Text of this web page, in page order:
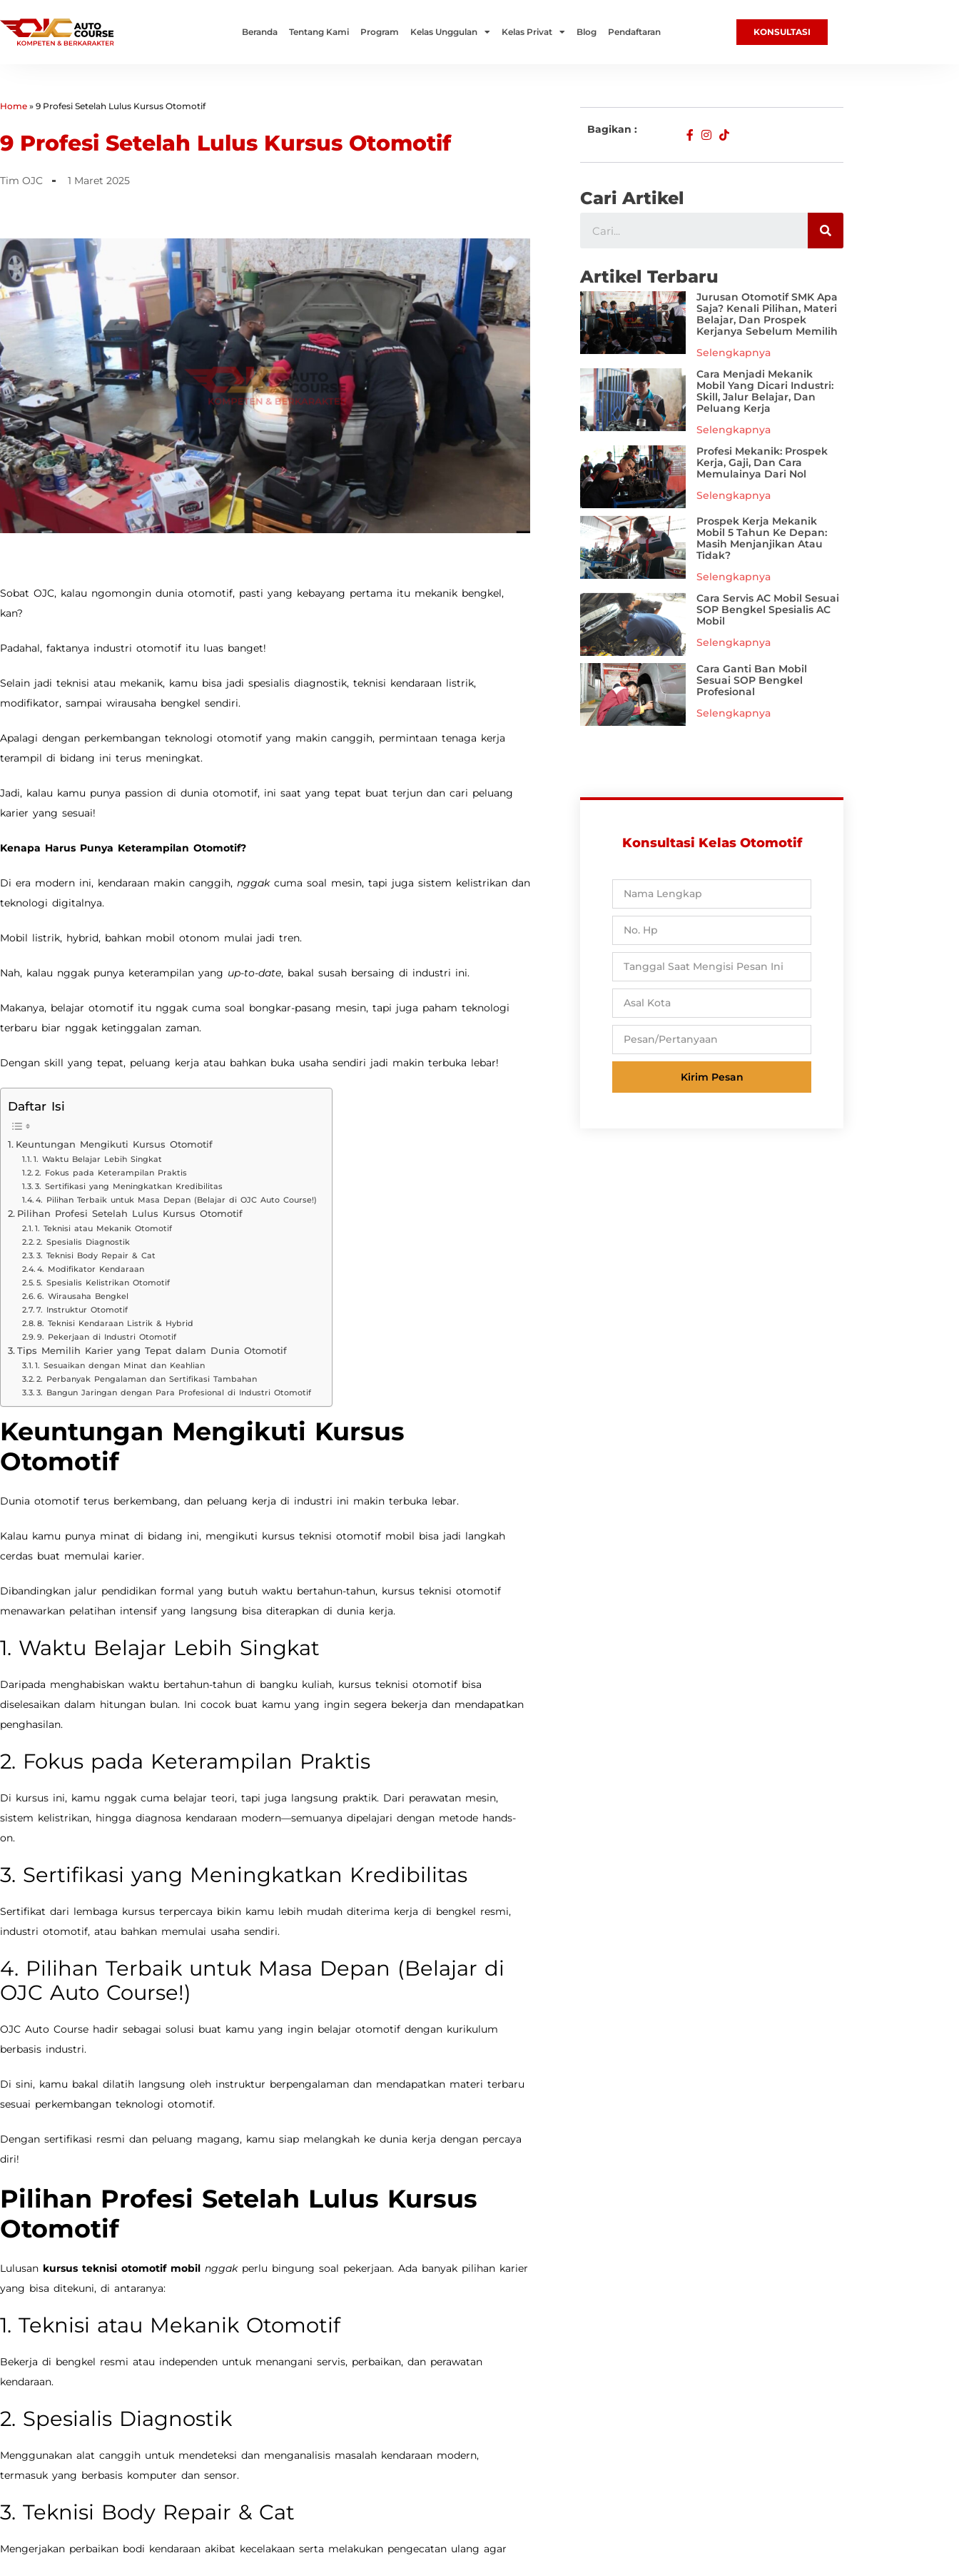
Beranda Tentang Kami Program Kelas Unggulan Kelas Privat Blog Pendaftaran KONSULTASI
Home » 9 Profesi Setelah Lulus Kursus Otomotif
9 Profesi Setelah Lulus Kursus Otomotif
Tim OJC 1 Maret 2025
Sobat OJC, kalau ngomongin dunia otomotif, pasti yang kebayang pertama itu mekanik bengkel,
kan?
Padahal, faktanya industri otomotif itu luas banget!
Selain jadi teknisi atau mekanik, kamu bisa jadi spesialis diagnostik, teknisi kendaraan listrik,
modifikator, sampai wirausaha bengkel sendiri.
Apalagi dengan perkembangan teknologi otomotif yang makin canggih, permintaan tenaga kerja
terampil di bidang ini terus meningkat.
Jadi, kalau kamu punya passion di dunia otomotif, ini saat yang tepat buat terjun dan cari peluang
karier yang sesuai!
Kenapa Harus Punya Keterampilan Otomotif?
Di era modern ini, kendaraan makin canggih, nggak cuma soal mesin, tapi juga sistem kelistrikan dan
teknologi digitalnya.
Mobil listrik, hybrid, bahkan mobil otonom mulai jadi tren.
Nah, kalau nggak punya keterampilan yang up-to-date, bakal susah bersaing di industri ini.
Makanya, belajar otomotif itu nggak cuma soal bongkar-pasang mesin, tapi juga paham teknologi
terbaru biar nggak ketinggalan zaman.
Dengan skill yang tepat, peluang kerja atau bahkan buka usaha sendiri jadi makin terbuka lebar!
Daftar Isi
Keuntungan Mengikuti Kursus Otomotif
1. Waktu Belajar Lebih Singkat
2. Fokus pada Keterampilan Praktis
3. Sertifikasi yang Meningkatkan Kredibilitas
4. Pilihan Terbaik untuk Masa Depan (Belajar di OJC Auto Course!)
Pilihan Profesi Setelah Lulus Kursus Otomotif
1. Teknisi atau Mekanik Otomotif
2. Spesialis Diagnostik
3. Teknisi Body Repair & Cat
4. Modifikator Kendaraan
5. Spesialis Kelistrikan Otomotif
6. Wirausaha Bengkel
7. Instruktur Otomotif
8. Teknisi Kendaraan Listrik & Hybrid
9. Pekerjaan di Industri Otomotif
Tips Memilih Karier yang Tepat dalam Dunia Otomotif
1. Sesuaikan dengan Minat dan Keahlian
2. Perbanyak Pengalaman dan Sertifikasi Tambahan
3. Bangun Jaringan dengan Para Profesional di Industri Otomotif
Keuntungan Mengikuti Kursus
Otomotif
Dunia otomotif terus berkembang, dan peluang kerja di industri ini makin terbuka lebar.
Kalau kamu punya minat di bidang ini, mengikuti kursus teknisi otomotif mobil bisa jadi langkah
cerdas buat memulai karier.
Dibandingkan jalur pendidikan formal yang butuh waktu bertahun-tahun, kursus teknisi otomotif
menawarkan pelatihan intensif yang langsung bisa diterapkan di dunia kerja.
1. Waktu Belajar Lebih Singkat
Daripada menghabiskan waktu bertahun-tahun di bangku kuliah, kursus teknisi otomotif bisa
diselesaikan dalam hitungan bulan. Ini cocok buat kamu yang ingin segera bekerja dan mendapatkan
penghasilan.
2. Fokus pada Keterampilan Praktis
Di kursus ini, kamu nggak cuma belajar teori, tapi juga langsung praktik. Dari perawatan mesin,
sistem kelistrikan, hingga diagnosa kendaraan modern—semuanya dipelajari dengan metode hands-
on.
3. Sertifikasi yang Meningkatkan Kredibilitas
Sertifikat dari lembaga kursus terpercaya bikin kamu lebih mudah diterima kerja di bengkel resmi,
industri otomotif, atau bahkan memulai usaha sendiri.
4. Pilihan Terbaik untuk Masa Depan (Belajar di
OJC Auto Course!)
OJC Auto Course hadir sebagai solusi buat kamu yang ingin belajar otomotif dengan kurikulum
berbasis industri.
Di sini, kamu bakal dilatih langsung oleh instruktur berpengalaman dan mendapatkan materi terbaru
sesuai perkembangan teknologi otomotif.
Dengan sertifikasi resmi dan peluang magang, kamu siap melangkah ke dunia kerja dengan percaya
diri!
Pilihan Profesi Setelah Lulus Kursus
Otomotif
Lulusan kursus teknisi otomotif mobil nggak perlu bingung soal pekerjaan. Ada banyak pilihan karier
yang bisa ditekuni, di antaranya:
1. Teknisi atau Mekanik Otomotif
Bekerja di bengkel resmi atau independen untuk menangani servis, perbaikan, dan perawatan
kendaraan.
2. Spesialis Diagnostik
Menggunakan alat canggih untuk mendeteksi dan menganalisis masalah kendaraan modern,
termasuk yang berbasis komputer dan sensor.
3. Teknisi Body Repair & Cat
Mengerjakan perbaikan bodi kendaraan akibat kecelakaan serta melakukan pengecatan ulang agar
Bagikan :
Cari Artikel
Artikel Terbaru
Jurusan Otomotif SMK Apa
Saja? Kenali Pilihan, Materi
Belajar, Dan Prospek
Kerjanya Sebelum Memilih
Selengkapnya
Cara Menjadi Mekanik
Mobil Yang Dicari Industri:
Skill, Jalur Belajar, Dan
Peluang Kerja
Selengkapnya
Profesi Mekanik: Prospek
Kerja, Gaji, Dan Cara
Memulainya Dari Nol
Selengkapnya
Prospek Kerja Mekanik
Mobil 5 Tahun Ke Depan:
Masih Menjanjikan Atau
Tidak?
Selengkapnya
Cara Servis AC Mobil Sesuai
SOP Bengkel Spesialis AC
Mobil
Selengkapnya
Cara Ganti Ban Mobil
Sesuai SOP Bengkel
Profesional
Selengkapnya
Konsultasi Kelas Otomotif
Kirim Pesan